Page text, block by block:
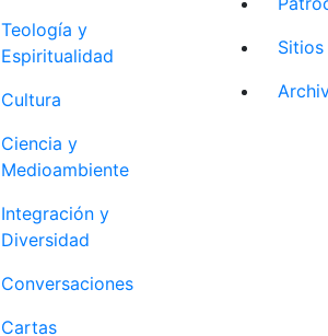
Teología y
Espiritualidad
Cultura
Ciencia y
Medioambiente
Integración y
Diversidad
Conversaciones
Cartas